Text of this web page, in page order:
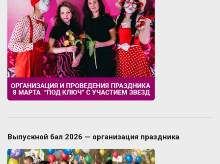
Выпускной бал 2026 — организация праздника